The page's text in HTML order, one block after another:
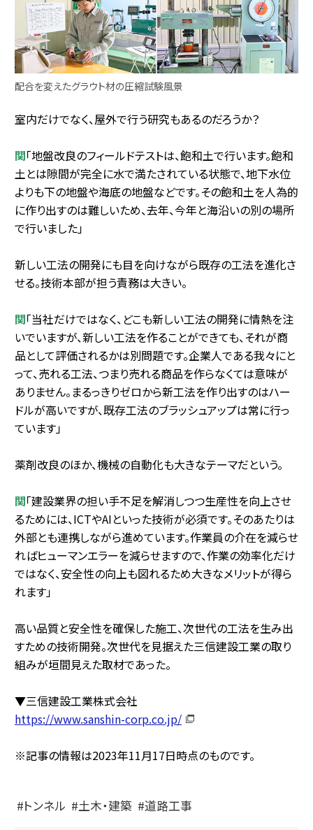
配合を変えたグラウト材の圧縮試験風景
室内だけでなく、屋外で行う研究もあるのだろうか？
関「地盤改良のフィールドテストは、飽和土で行います。飽和
土とは隙間が完全に水で満たされている状態で、地下水位
よりも下の地盤や海底の地盤などです。その飽和土を人為的
に作り出すのは難しいため、去年、今年と海沿いの別の場所
で行いました」
新しい工法の開発にも目を向けながら既存の工法を進化さ
せる。技術本部が担う責務は大きい。
関「当社だけではなく、どこも新しい工法の開発に情熱を注
いでいますが、新しい工法を作ることができても、それが商
品として評価されるかは別問題です。企業人である我々にと
って、売れる工法、つまり売れる商品を作らなくては意味が
ありません。まるっきりゼロから新工法を作り出すのはハー
ドルが高いですが、既存工法のブラッシュアップは常に行っ
ています」
薬剤改良のほか、機械の自動化も大きなテーマだという。
関「建設業界の担い手不足を解消しつつ生産性を向上させ
るためには、ICTやAIといった技術が必須です。そのあたりは
外部とも連携しながら進めています。作業員の介在を減らせ
ればヒューマンエラーを減らせますので、作業の効率化だけ
ではなく、安全性の向上も図れるため大きなメリットが得ら
れます」
高い品質と安全性を確保した施工、次世代の工法を生み出
すための技術開発。次世代を見据えた三信建設工業の取り
組みが垣間見えた取材であった。
▼三信建設工業株式会社
https://www.sanshin-corp.co.jp/
※記事の情報は2023年11月17日時点のものです。
トンネル 土木・建築 道路工事